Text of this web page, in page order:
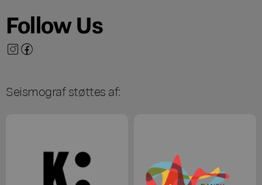
Follow Us
Seismograf støttes af: